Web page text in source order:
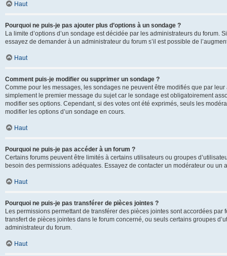
Haut
Pourquoi ne puis-je pas ajouter plus d’options à un sondage ?
La limite d’options d’un sondage est décidée par les administrateurs du
essayez de demander à un administrateur du forum s’il est possible de
Haut
Comment puis-je modifier ou supprimer un sondage ?
Comme pour les messages, les sondages ne peuvent être modifiés que par
simplement le premier message du sujet car le sondage est obligatoirement
modifier ses options. Cependant, si des votes ont été exprimés, seuls les
modifier les options d’un sondage en cours.
Haut
Pourquoi ne puis-je pas accéder à un forum ?
Certains forums peuvent être limités à certains utilisateurs ou groupes
besoin des permissions adéquates. Essayez de contacter un modérateur ou
Haut
Pourquoi ne puis-je pas transférer de pièces jointes ?
Les permissions permettant de transférer des pièces jointes sont accordées
transfert de pièces jointes dans le forum concerné, ou seuls certains groupes
administrateur du forum.
Haut